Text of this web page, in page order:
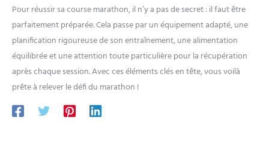
Pour réussir sa course marathon, il n’y a pas de secret : il faut être
parfaitement préparée. Cela passe par un équipement adapté, une
planification rigoureuse de son entraînement, une alimentation
équilibrée et une attention toute particulière pour la récupération
après chaque session. Avec ces éléments clés en tête, vous voilà
prête à relever le défi du marathon !